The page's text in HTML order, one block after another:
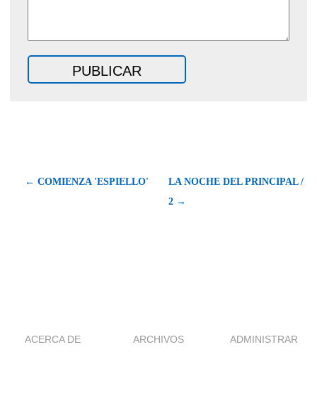
← COMIENZA 'ESPIELLO'
LA NOCHE DEL PRINCIPAL /
2 →
ACERCA DE ARCHIVOS ADMINISTRAR